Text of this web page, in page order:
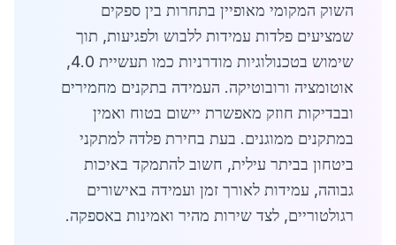
השוק המקומי מאופיין בתחרות בין ספקים
שמציעים פלדות עמידות ללבוש ולפגיעות, תוך
שימוש בטכנולוגיות מודרניות כמו תעשיית 4.0,
אוטומציה ורובוטיקה. העמידה בתקנים מחמירים
ובבדיקות חוזק מאפשרת יישום בטוח ואמין
במתקנים ממוגנים. בעת בחירת פלדה למתקני
ביטחון בביתר עילית, חשוב להתמקד באיכות
גבוהה, עמידות לאורך זמן ועמידה באישורים
רגולטוריים, לצד שירות מהיר ואמינות באספקה.